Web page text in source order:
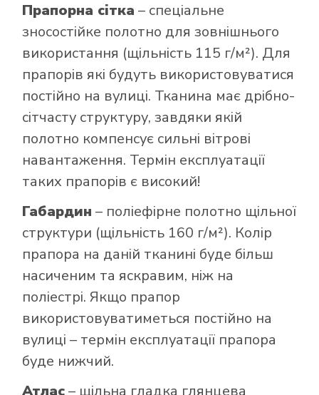
Прапорна сітка – спеціальне
зносостійке полотно для зовнішнього
використання (щільність 115 г/м²). Для
прапорів які будуть використовуватися
постійно на вулиці. Тканина має дрібно-
сітчасту структуру, завдяки якій
полотно компенсує сильні вітрові
навантаження. Термін експлуатації
таких прапорів є високий!
Габардин – поліефірне полотно щільної
структури (щільність 160 г/м²). Колір
прапора на даній тканині буде більш
насиченим та яскравим, ніж на
поліестрі. Якщо прапор
використовуватиметься постійно на
вулиці – термін експлуатації прапора
буде нижчий.